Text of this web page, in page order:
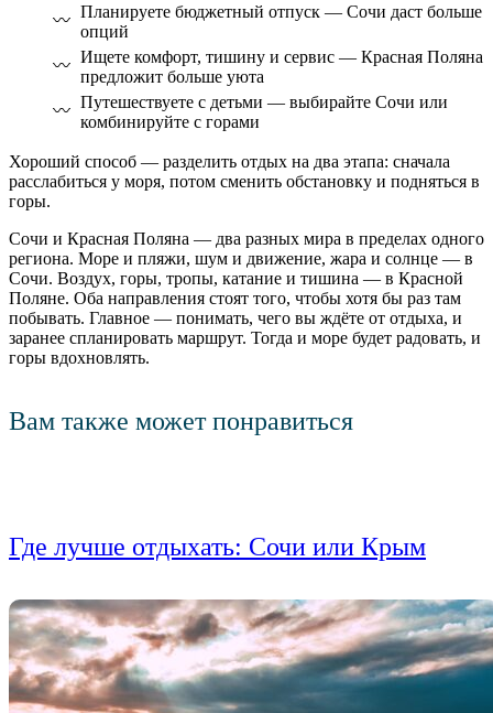
Планируете бюджетный отпуск — Сочи даст больше
опций
Ищете комфорт, тишину и сервис — Красная Поляна
предложит больше уюта
Путешествуете с детьми — выбирайте Сочи или
комбинируйте с горами
Хороший способ — разделить отдых на два этапа: сначала
расслабиться у моря, потом сменить обстановку и подняться в
горы.
Сочи и Красная Поляна — два разных мира в пределах одного
региона. Море и пляжи, шум и движение, жара и солнце — в
Сочи. Воздух, горы, тропы, катание и тишина — в Красной
Поляне. Оба направления стоят того, чтобы хотя бы раз там
побывать. Главное — понимать, чего вы ждёте от отдыха, и
заранее спланировать маршрут. Тогда и море будет радовать, и
горы вдохновлять.
Вам также может понравиться
Где лучше отдыхать: Сочи или Крым